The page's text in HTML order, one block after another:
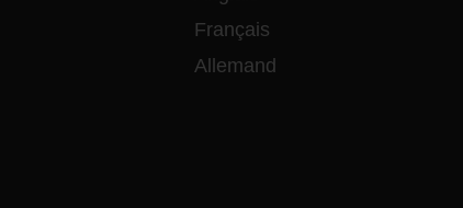
Français
Allemand